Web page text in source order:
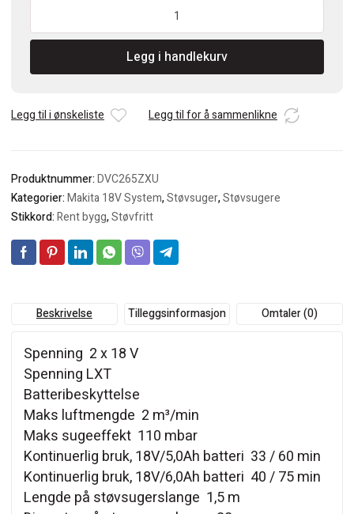
2x18V
støvsuger
batterier
Legg i handlekurv
Legg til i ønskeliste Legg til for å sammenlikne
Produktnummer:DVC265ZXU
Kategorier:Makita 18V System,Støvsuger,Støvsugere
Stikkord:Rent bygg,Støvfritt
Beskrivelse Tilleggsinformasjon Omtaler (0)
Spenning 2 x 18 V
Spenning LXT
Batteribeskyttelse
Maks luftmengde 2 m³/min
Maks sugeeffekt 110 mbar
Kontinuerlig bruk, 18V/5,0Ah batteri 33 / 60 min
Kontinuerlig bruk, 18V/6,0Ah batteri 40 / 75 min
Lengde på støvsugerslange 1,5 m